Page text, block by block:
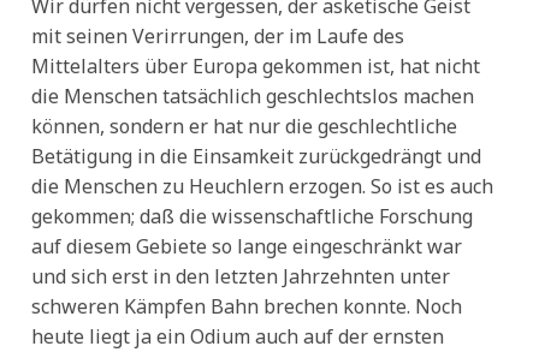
Wir dürfen nicht vergessen, der asketische Geist
mit seinen Verirrungen, der im Laufe des
Mittelalters über Europa gekommen ist, hat nicht
die Menschen tatsächlich geschlechtslos machen
können, sondern er hat nur die geschlechtliche
Betätigung in die Einsamkeit zurückgedrängt und
die Menschen zu Heuchlern erzogen. So ist es auch
gekommen; daß die wissenschaftliche Forschung
auf diesem Gebiete so lange eingeschränkt war
und sich erst in den letzten Jahrzehnten unter
schweren Kämpfen Bahn brechen konnte. Noch
heute liegt ja ein Odium auch auf der ernsten